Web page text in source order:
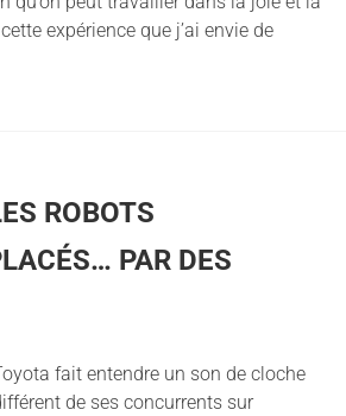
expérience que j’ai envie de
ROBOTS
PAR DES
fait entendre un son de cloche
de ses concurrents sur